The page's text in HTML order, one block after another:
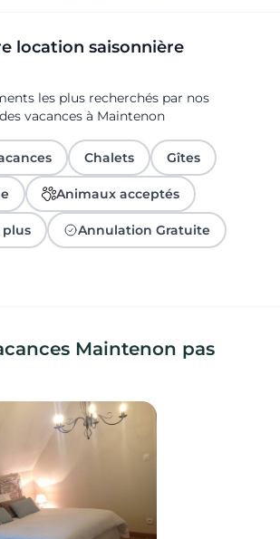
location saisonnière
les plus recherchés par nos
vacances à Maintenon
Chalets Gîtes
Animaux acceptés
plus Annulation Gratuite
Maintenon pas